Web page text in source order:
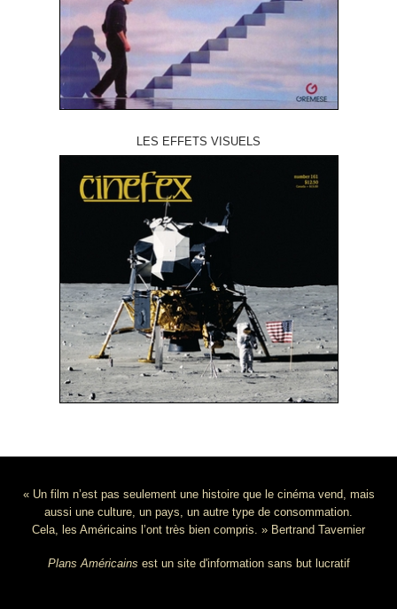
LES EFFETS VISUELS
« Un film n’est pas seulement une histoire que le cinéma vend, mais
aussi une culture, un pays, un autre type de consommation.
Cela, les Américains l’ont très bien compris. » Bertrand Tavernier
Plans Américains est un site d'information sans but lucratif